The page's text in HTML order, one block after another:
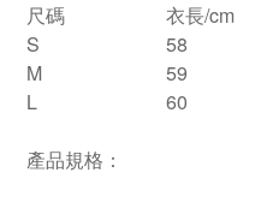
尺碼 衣長/cm
S
58
M
59
L
60
產品規格：